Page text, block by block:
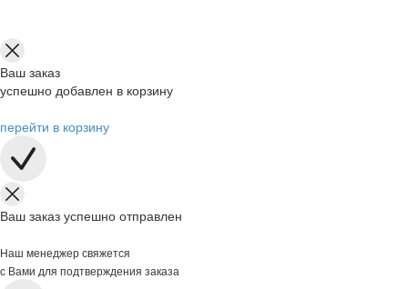
Ваш заказ
успешно добавлен в корзину
перейти в корзину
Ваш заказ успешно отправлен
Наш менеджер свяжется
с Вами для подтверждения заказа